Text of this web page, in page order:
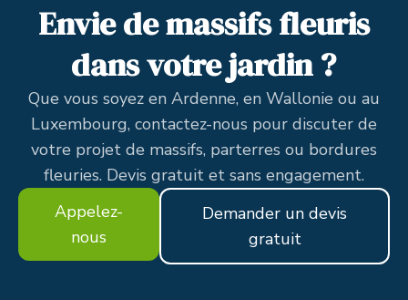
Envie de massifs fleuris
dans votre jardin ?
Que vous soyez en Ardenne, en Wallonie ou au
Luxembourg, contactez-nous pour discuter de
votre projet de massifs, parterres ou bordures
fleuries. Devis gratuit et sans engagement.
Appelez-
nous
Demander un devis
gratuit